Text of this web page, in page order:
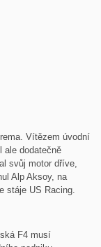
Vítězem úvodní
ale dodatečně
svůj motor dříve,
Alp Aksoy, na
stáje US Racing.
F4 musí